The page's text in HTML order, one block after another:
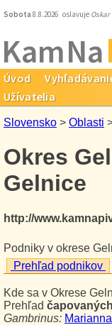
Sobota 8.8.2026 oslavuje Oskar
Kam Na
Úvod
Užívatelia
Slovensko > Oblasti
Okres
Gelnice
http://
Podniky v okrese
Prehľad podnikov
Kde sa v Okrese
Prehľad
Gambrinus: Marianna